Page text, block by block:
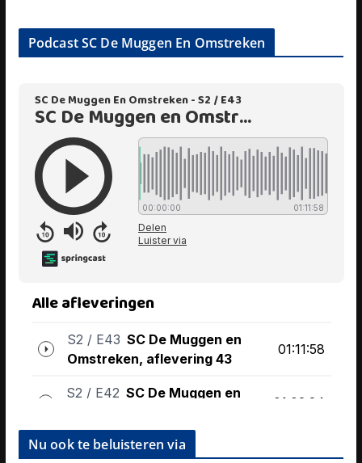
Podcast SC De Muggen En Omstreken
Nu ook te beluisteren via